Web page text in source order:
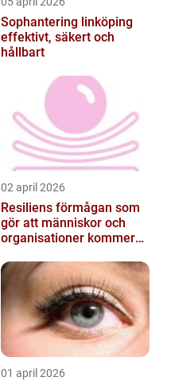
Sophantering linköping
effektivt, säkert och
hållbart
02 april 2026
Resiliens förmågan som
gör att människor och
organisationer kommer
01 april 2026